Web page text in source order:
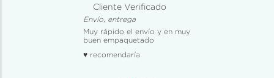
Cliente Verificado
Envío, entrega
Muy rápido el envío y en muy
buen empaquetado
♥ recomendaría